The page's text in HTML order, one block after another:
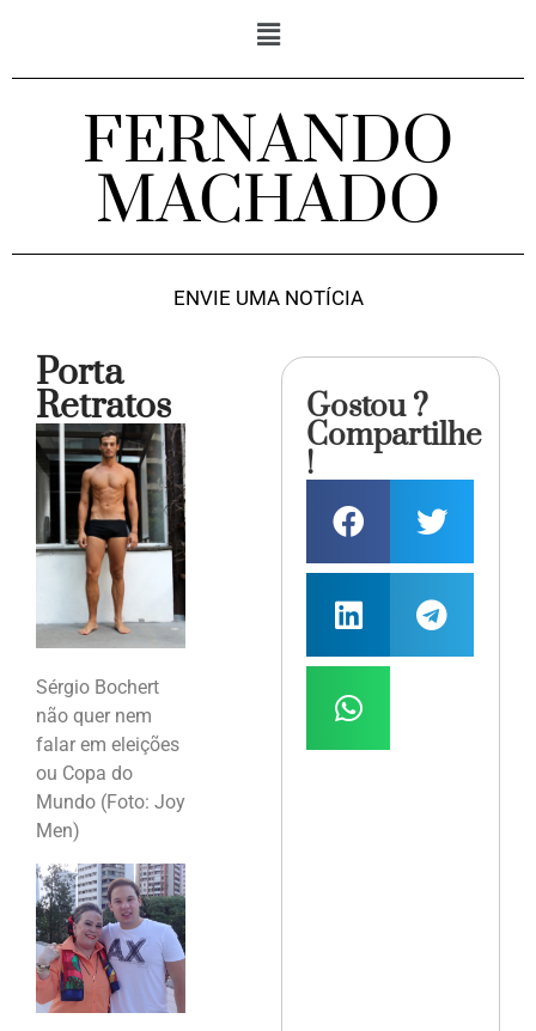
FERNANDO
MACHADO
ENVIE UMA NOTÍCIA
Porta
Retratos
Sérgio Bochert
não quer nem
falar em eleições
ou Copa do
Mundo (Foto: Joy
Men)
Gostou ?
Compartilhe
!